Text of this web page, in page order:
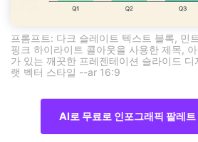
프롬프트: 다크 슬레이트 텍스트 블록, 민
핑크 하이라이트 콜아웃을 사용한 제목,
가 있는 깨끗한 프레젠테이션 슬라이드
랫 벡터 스타일 --ar 16:9
AI로 무료로 인포그래픽 팔레